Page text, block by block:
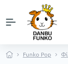
Funko Pop